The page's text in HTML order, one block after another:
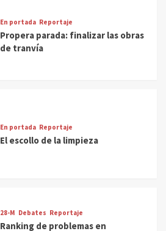
En portada Reportaje
Propera parada: finalizar las obras
de tranvía
En portada Reportaje
El escollo de la limpieza
28-M Debates Reportaje
Ranking de problemas en